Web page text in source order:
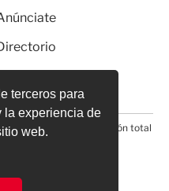
terceros para
la experiencia de
web.
Prohibida la reproducción total
medio electrónico*